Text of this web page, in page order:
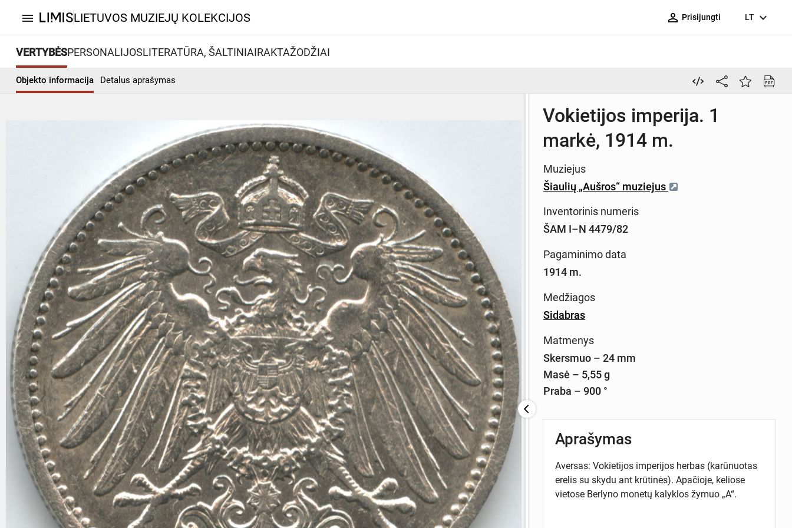
menu LIETUVOS MUZIEJŲ KOLEKCIJOS person_outline Prisijungti LT expand_more
VERTYBĖSPERSONALIJOSLITERATŪRA, ŠALTINIAIRAKTAŽODŽIAI
Objekto informacija Detalus aprašymas
Vokietijos imperija. 1
markė, 1914 m.
Muziejus
Šiaulių „Aušros“ muziejus
Inventorinis numeris
ŠAM I–N 4479/82
Pagaminimo data
1914 m.
Medžiagos
Sidabras
Matmenys
Skersmuo – 24 mm
Masė – 5,55 g
Praba – 900 °
Aprašymas
Aversas: Vokietijos imperijos herbas (karūnuotas
erelis su skydu ant krūtinės). Apačioje, keliose
vietose Berlyno monetų kalyklos žymuo „A“.